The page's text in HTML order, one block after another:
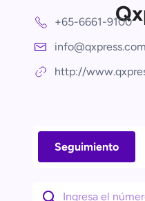
+65-6661-9100
info@qxpress.com
http://
Seguimiento